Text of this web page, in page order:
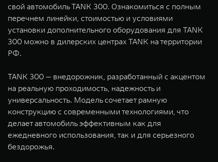
свой автомобиль TANK 300. Ознакомиться с полным
перечнем линейки, стоимостью и условиями
установки дополнительного оборудования для TANK
300 можно в дилерских центрах TANK на территории
РФ.
TANK 300 — внедорожник, разработанный с акцентом
на реальную проходимость, надежность и
универсальность. Модель сочетает рамную
конструкцию с современными технологиями, что
делает автомобиль эффективным как для
ежедневного использования, так и для серьезного
бездорожья.